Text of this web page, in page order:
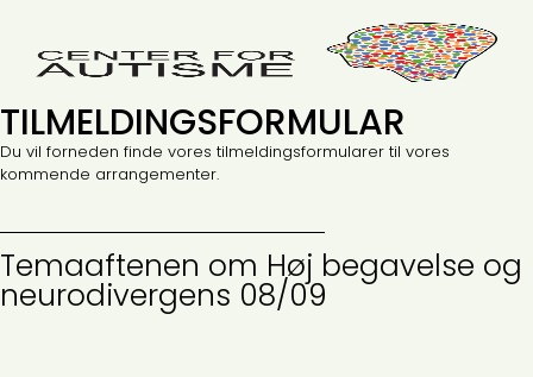
TILMELDINGSFORMULAR
Du vil forneden finde vores tilmeldingsformularer til vores
kommende arrangementer.
Temaaftenen om Høj begavelse og
neurodivergens 08/09